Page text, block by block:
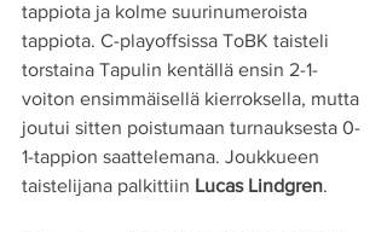
tappiota ja kolme suurinumeroista
tappiota. C-playoffsissa ToBK taisteli
torstaina Tapulin kentällä ensin 2-1-
voiton ensimmäisellä kierroksella, mutta
joutui sitten poistumaan turnauksesta 0-
1-tappion saattelemana. Joukkueen
taistelijana palkittiin Lucas Lindgren.